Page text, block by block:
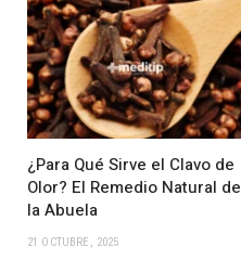
¿Para Qué Sirve el Clavo de
Olor? El Remedio Natural de
la Abuela
21 OCTUBRE, 2025